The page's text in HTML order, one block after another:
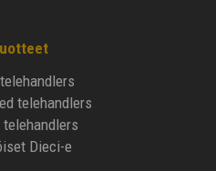
telehandlers
telehandlers
Dieci-e